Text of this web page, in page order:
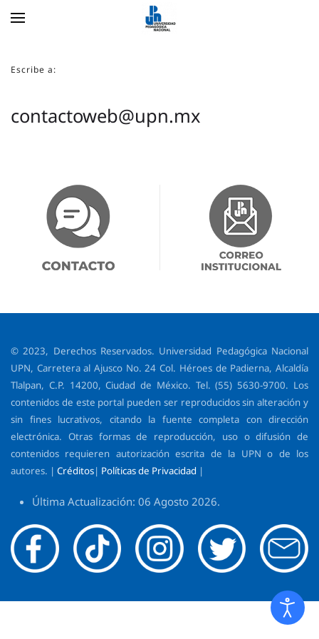
Escribe a:
contactoweb@upn.mx
© 2023, Derechos Reservados. Universidad Pedagógica Nacional
UPN, Carretera al Ajusco No. 24 Col. Héroes de Padierna, Alcaldía
Tlalpan, C.P. 14200, Ciudad de México. Tel. (55) 5630-9700. Los
contenidos de este portal pueden ser reproducidos sin alteración y
sin fines lucrativos, citando la fuente completa con dirección
electrónica. Otras formas de reproducción, uso o difusión de
contenidos requieren autorización escrita de la UPN o de los
autores. | Créditos| Políticas de Privacidad |
Última Actualización: 06 Agosto 2026.